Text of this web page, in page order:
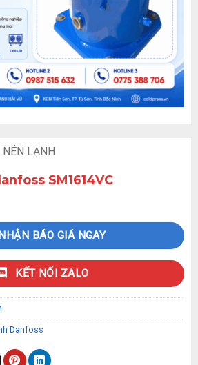
NÉN LẠNH
SM1614VC
NHẬN BÁO GIÁ NGAY
KẾT NỐI ZALO
Danfoss